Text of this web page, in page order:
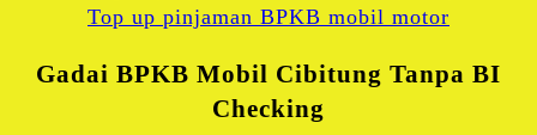
Top up pinjaman BPKB mobil motor
Gadai BPKB Mobil Cibitung Tanpa BI
Checking